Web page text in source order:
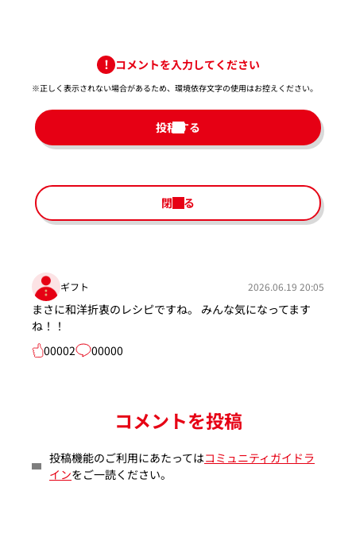
コメントを入力してください
※正しく表示されない場合があるため、環境依存文字の使用はお控えください。​
投稿する
閉じる
ギフト 2026.06.19 20:05
まさに和洋折衷のレシピですね。 みんな気になってます
ね！！
00002
00000
コメントを投稿
投稿機能のご利用にあたってはコミュニティガイドラ
インをご一読ください。